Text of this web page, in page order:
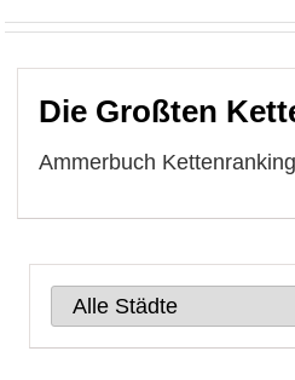
Die Großten
Ammerbuch